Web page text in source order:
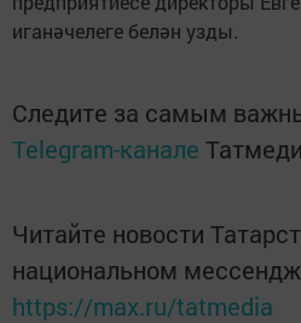
иганәчелеге белән узды.
Следите за самым
Telegram-канале
Читайте новости
национальном
https://max.ru/tatmedia